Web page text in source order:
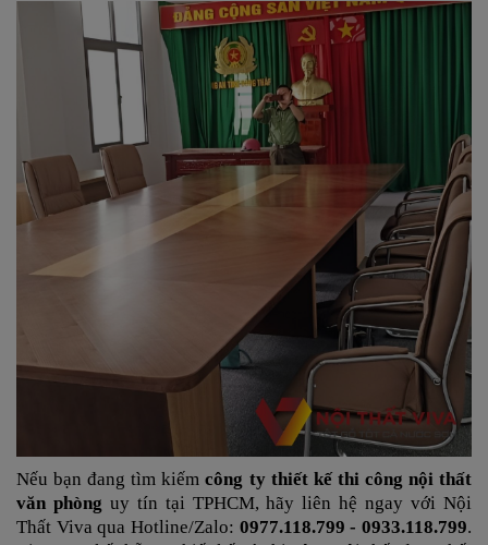
Nếu bạn đang tìm kiếmcông ty thiết kế thi công nội thất
văn phòng uy tín tại TPHCM, hãy liên hệ ngay với Nội
Thất Viva qua Hotline/Zalo: 0977.118.799 - 0933.118.799.